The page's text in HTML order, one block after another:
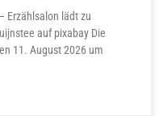
Erzählsalon lädt zu
auf pixabay Die
11. August 2026 um